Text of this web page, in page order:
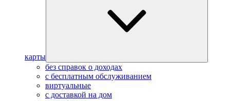
карты
без справок о доходах
с бесплатным обслуживанием
виртуальные
с доставкой на дом